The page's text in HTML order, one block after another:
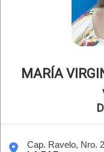
MARÍA
Cap. Ravelo, Nro.